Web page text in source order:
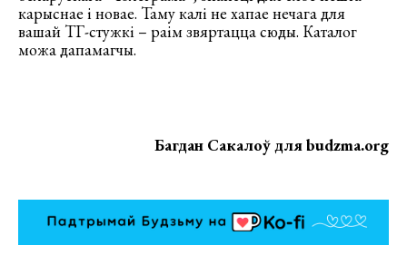
карыснае і новае. Таму калі не хапае нечага для
вашай ТГ-стужкі – раім звяртацца сюды. Каталог
можа дапамагчы.
Багдан Сакалоў для budzma.org